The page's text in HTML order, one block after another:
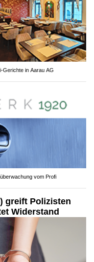
Gerichte in Aarau AG
vom Profi
greift Polizisten
Widerstand